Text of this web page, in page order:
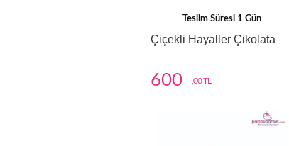
Teslim Süresi 1 Gün
Çiçekli Hayaller Çikolata
600 ,00 TL